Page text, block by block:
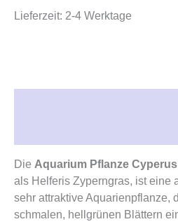
Lieferzeit: 2-4 Werktage
Die Aquarium Pflanze
als Helferis Zyperngras, ist eine
sehr attraktive Aquarienpflanze,
schmalen, hellgrünen Blättern